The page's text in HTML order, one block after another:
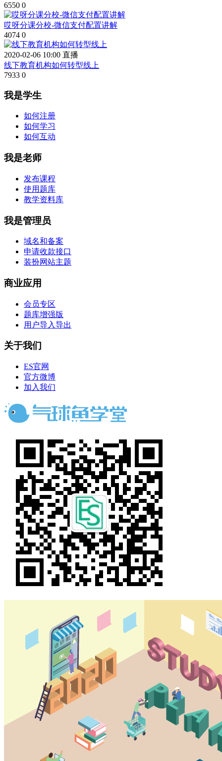
6550 0
哎呀分课分校-微信支付配置讲解
4074 0
2020-02-06 10:00 直播
线下教育机构如何转型线上
7933 0
我是学生
如何注册
如何学习
如何互动
我是老师
发布课程
使用题库
教学资料库
我是管理员
域名和备案
申请收款接口
装扮网站主题
商业应用
会员专区
题库增强版
用户导入导出
关于我们
ES官网
官方微博
加入我们